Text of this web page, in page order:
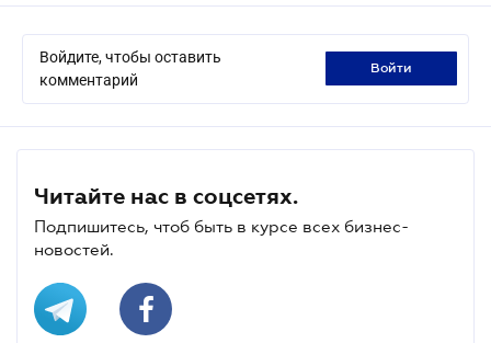
Войдите, чтобы оставить
комментарий
войти
Читайте нас в соцсетях.
Подпишитесь, чтоб быть в курсе всех бизнес-
новостей.